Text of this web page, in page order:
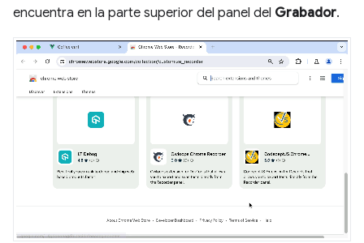
encuentra en la parte superior del panel del Grabador.